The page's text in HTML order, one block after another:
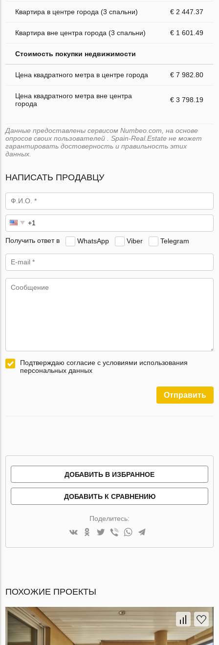
Квартира в центре города (3 спальни) € 2 447.37
Квартира вне центра города (3 спальни) € 1 601.49
Стоимость покупки недвижимости
Цена квадратного метра в центре города € 7 982.80
Цена квадратного метра вне центра
города
€ 3 798.19
Данные предоставлены сервисом Numbeo.com, на основе
опросов своих пользователей . Spain-Real.Estate не может
гарантировать достоверность и правильность этих
данных.
НАПИСАТЬ ПРОДАВЦУ
Получить ответ в WhatsApp Viber Telegram
Подтверждаю согласие с условиями использования
персональных данных
Отправить
ДОБАВИТЬ В ИЗБРАННОЕ
ДОБАВИТЬ К СРАВНЕНИЮ
Поделитесь:
ПОХОЖИЕ ПРОЕКТЫ